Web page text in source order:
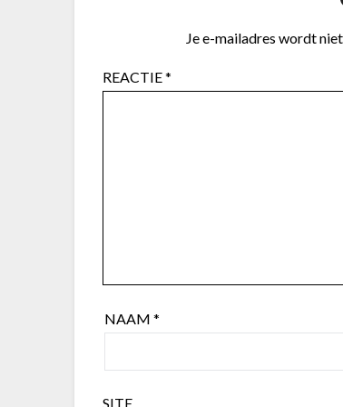
Je e-mailadres wordt
REACTIE*
NAAM*
SITE